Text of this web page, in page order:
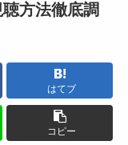
方法徹底調
はてブ
コピー